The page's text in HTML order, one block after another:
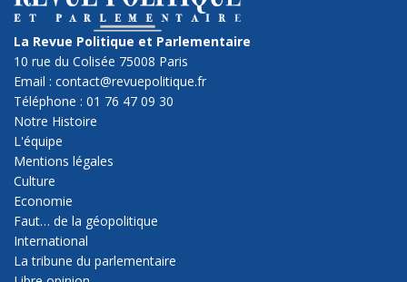
La Revue Politique et Parlementaire
10 rue du Colisée 75008 Paris
Email : contact@revuepolitique.fr
Téléphone : 01 76 47 09 30
Notre Histoire
L'équipe
Mentions légales
Culture
Economie
Faut… de la géopolitique
International
La tribune du parlementaire